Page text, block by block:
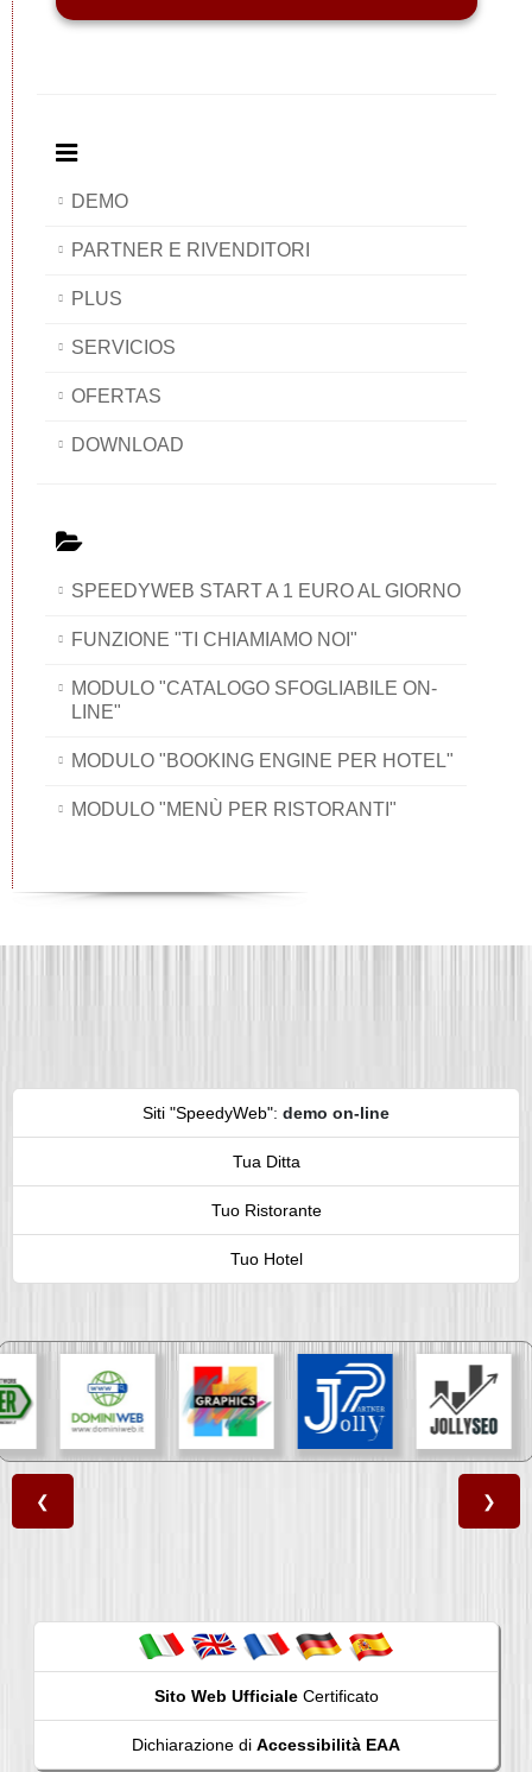
DEMO
PARTNER E RIVENDITORI
PLUS
SERVICIOS
OFERTAS
DOWNLOAD
SPEEDYWEB START A 1 EURO AL GIORNO
FUNZIONE "TI CHIAMIAMO NOI"
MODULO "CATALOGO SFOGLIABILE ON-
LINE"
MODULO "BOOKING ENGINE PER HOTEL"
MODULO "MENÙ PER RISTORANTI"
Siti "SpeedyWeb": demo on-line
Tua Ditta
Tuo Ristorante
Tuo Hotel
❮ ❯
Sito Web UfficialeCertificato
Dichiarazione di Accessibilità EAA